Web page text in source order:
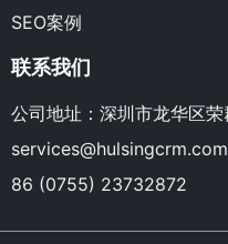
SEO案例
联系我们
公司地址：深圳市龙华区
services@hulsingcrm.com
86 (0755) 23732872